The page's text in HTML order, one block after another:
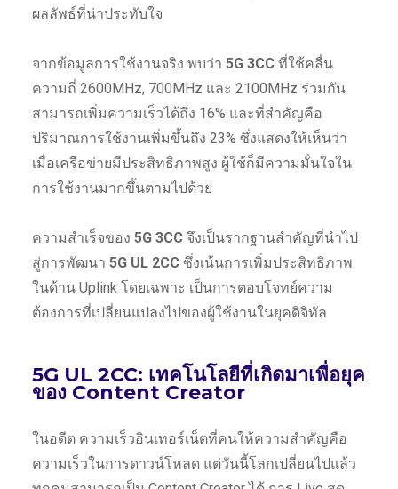
ผลลัพธ์ที่น่าประทับใจ
จากข้อมูลการใช้งานจริง พบว่า 5G 3CCที่ใช้คลื่น
ความถี่ 2600MHz, 700MHz และ 2100MHz ร่วมกัน
สามารถเพิ่มความเร็วได้ถึง 16% และที่สำคัญคือ
ปริมาณการใช้งานเพิ่มขึ้นถึง 23% ซึ่งแสดงให้เห็นว่า
เมื่อเครือข่ายมีประสิทธิภาพสูง ผู้ใช้ก็มีความมั่นใจใน
การใช้งานมากขึ้นตามไปด้วย
ความสำเร็จของ 5G 3CCจึงเป็นรากฐานสำคัญที่นำไป
สู่การพัฒนา 5G UL 2CCซึ่งเน้นการเพิ่มประสิทธิภาพ
ในด้าน Uplink โดยเฉพาะ เป็นการตอบโจทย์ความ
ต้องการที่เปลี่ยนแปลงไปของผู้ใช้งานในยุคดิจิทัล
5G UL 2CC: เทคโนโลยีที่เกิดมาเพื่อยุค
ของ Content Creator
ในอดีต ความเร็วอินเทอร์เน็ตที่คนให้ความสำคัญคือ
ความเร็วในการดาวน์โหลด แต่วันนี้โลกเปลี่ยนไปแล้ว